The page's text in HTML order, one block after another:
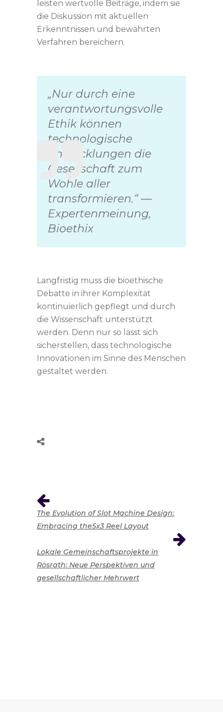
leisten wertvolle Beiträge, indem sie
die Diskussion mit aktuellen
Erkenntnissen und bewährten
Verfahren bereichern.
„Nur durch eine
verantwortungsvolle
Ethik können
technologische
Entwicklungen die
Gesellschaft zum
Wohle aller
transformieren.“ —
Expertenmeinung,
Bioethix
Langfristig muss die bioethische
Debatte in ihrer Komplexität
kontinuierlich gepflegt und durch
die Wissenschaft unterstützt
werden. Denn nur so lässt sich
sicherstellen, dass technologische
Innovationen im Sinne des Menschen
gestaltet werden.
The Evolution of Slot Machine Design:
Embracing the5x3 Reel Layout
Lokale Gemeinschaftsprojekte in
Rösrath: Neue Perspektiven und
gesellschaftlicher Mehrwert